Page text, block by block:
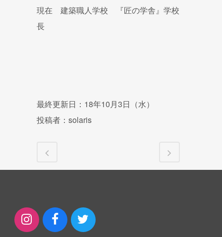
現在 建築職人学校 『匠の学舎』学校
長
最終更新日：18年10月3日（水）
投稿者：solaris